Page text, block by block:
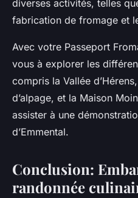
diverses activités, telles
fabrication de fromage et
Avec votre Passeport
vous à explorer les
compris la Vallée
d’alpage, et la Maison
assister à une
d’Emmental.
Conclusion:
randonnée